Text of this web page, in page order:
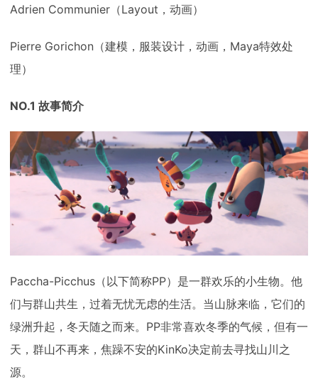
Adrien Communier（Layout，动画）
Pierre Gorichon（建模，服装设计，动画，Maya特效处
理）
NO.1 故事简介
Paccha-Picchus（以下简称PP）是一群欢乐的小生物。他
们与群山共生，过着无忧无虑的生活。当山脉来临，它们的
绿洲升起，冬天随之而来。PP非常喜欢冬季的气候，但有一
天，群山不再来，焦躁不安的KinKo决定前去寻找山川之
源。